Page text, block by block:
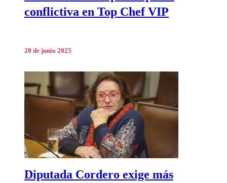
conflictiva en Top Chef VIP
20 de junio 2025
Diputada Cordero exige más